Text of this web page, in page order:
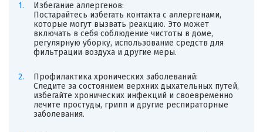
Избегание аллергенов:
Постарайтесь избегать контакта с аллергенами,
которые могут вызвать реакцию. Это может
включать в себя соблюдение чистоты в доме,
регулярную уборку, использование средств для
фильтрации воздуха и другие меры.
Профилактика хронических заболеваний:
Следите за состоянием верхних дыхательных путей,
избегайте хронических инфекций и своевременно
лечите простуды, грипп и другие респираторные
заболевания.